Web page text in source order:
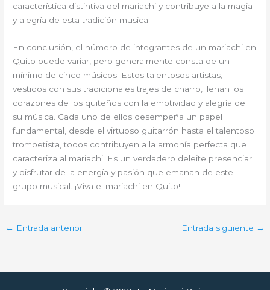
característica distintiva del mariachi y contribuye a la magia
y alegría de esta tradición musical.
En conclusión, el número de integrantes de un mariachi en
Quito puede variar, pero generalmente consta de un
mínimo de cinco músicos. Estos talentosos artistas,
vestidos con sus tradicionales trajes de charro, llenan los
corazones de los quiteños con la emotividad y alegría de
su música. Cada uno de ellos desempeña un papel
fundamental, desde el virtuoso guitarrón hasta el talentoso
trompetista, todos contribuyen a la armonía perfecta que
caracteriza al mariachi. Es un verdadero deleite presenciar
y disfrutar de la energía y pasión que emanan de este
grupo musical. ¡Viva el mariachi en Quito!
← Entrada anterior Entrada siguiente →